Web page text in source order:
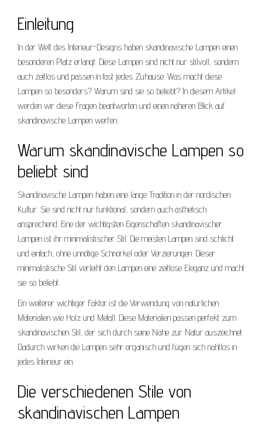
Einleitung
In der Welt des Interieur-Designs haben skandinavische Lampen einen
besonderen Platz erlangt. Diese Lampen sind nicht nur stilvoll, sondern
auch zeitlos und passen in fast jedes Zuhause. Was macht diese
Lampen so besonders? Warum sind sie so beliebt? In diesem Artikel
werden wir diese Fragen beantworten und einen näheren Blick auf
skandinavische Lampen werfen.
Warum skandinavische Lampen so
beliebt sind
Skandinavische Lampen haben eine lange Tradition in der nordischen
Kultur. Sie sind nicht nur funktional, sondern auch ästhetisch
ansprechend. Eine der wichtigsten Eigenschaften skandinavischer
Lampen ist ihr minimalistischer Stil. Die meisten Lampen sind schlicht
und einfach, ohne unnötige Schnörkel oder Verzierungen. Dieser
minimalistische Stil verleiht den Lampen eine zeitlose Eleganz und macht
sie so beliebt.
Ein weiterer wichtiger Faktor ist die Verwendung von natürlichen
Materialien wie Holz und Metall. Diese Materialien passen perfekt zum
skandinavischen Stil, der sich durch seine Nähe zur Natur auszeichnet.
Dadurch wirken die Lampen sehr organisch und fügen sich nahtlos in
jedes Interieur ein.
Die verschiedenen Stile von
skandinavischen Lampen